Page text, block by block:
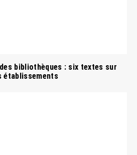
bibliothèques : six textes sur
établissements